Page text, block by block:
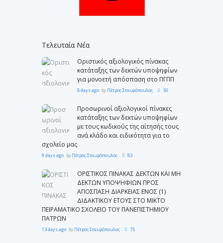
Τελευταία Νέα
Οριστικός αξιολογικός πίνακας
κατάταξης των δεκτών υποψηφίων
για μονοετή απόσπαση στο ΠΓΠΠ
8 days ago byΠέτρος Σταυρόπουλος 50
Προσωρινοί αξιολογικοί πίνακες
κατάταξης των δεκτών υποψηφίων
με τους κωδικούς της αίτησής τους
ανά κλάδο και ειδικότητα για το
σχολείο μας
9 days ago byΠέτρος Σταυρόπουλος 83
ΟΡΙΣΤΙΚΟΣ ΠΙΝΑΚΑΣ ΔΕΚΤΩΝ ΚΑΙ ΜΗ
ΔΕΚΤΩΝ ΥΠΟΨΗΦΙΩΝ ΠΡΟΣ
ΑΠΟΣΠΑΣΗ ΔΙΑΡΚΕΙΑΣ ΕΝΟΣ (1)
ΔΙΔΑΚΤΙΚΟΥ ΕΤΟΥΣ ΣΤΟ ΜΙΚΤΟ
ΠΕΙΡΑΜΑΤΙΚΟ ΣΧΟΛΕΙΟ ΤΟΥ ΠΑΝΕΠΙΣΤΗΜΙΟΥ
ΠΑΤΡΩΝ
13 days ago byΠέτρος Σταυρόπουλος 75